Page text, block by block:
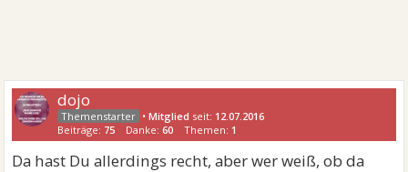
dojo
•Mitglied seit: 12.07.2016
Beiträge: 75 Danke:60 Themen: 1
Da hast Du allerdings recht, aber wer weiß, ob da